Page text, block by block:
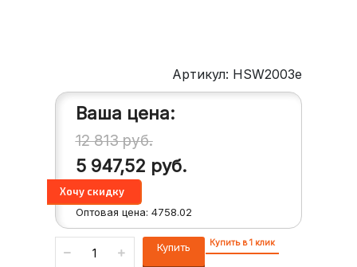
Артикул: HSW2003e
Ваша цена:
12 813руб.
5 947,52 руб.
Оптовая цена: 4758.02
Купить Купить в 1 клик